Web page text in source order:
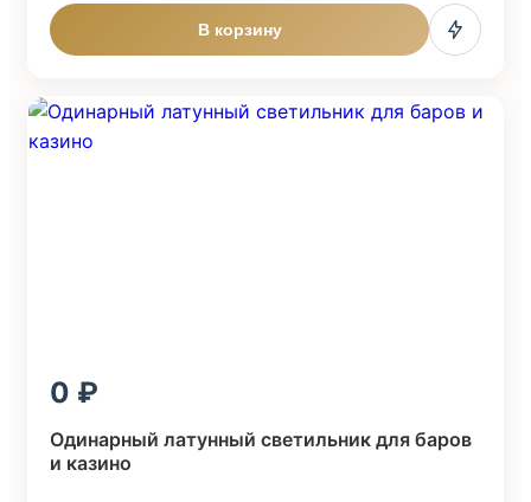
В корзину
0
Одинарный латунный светильник для баров
и казино